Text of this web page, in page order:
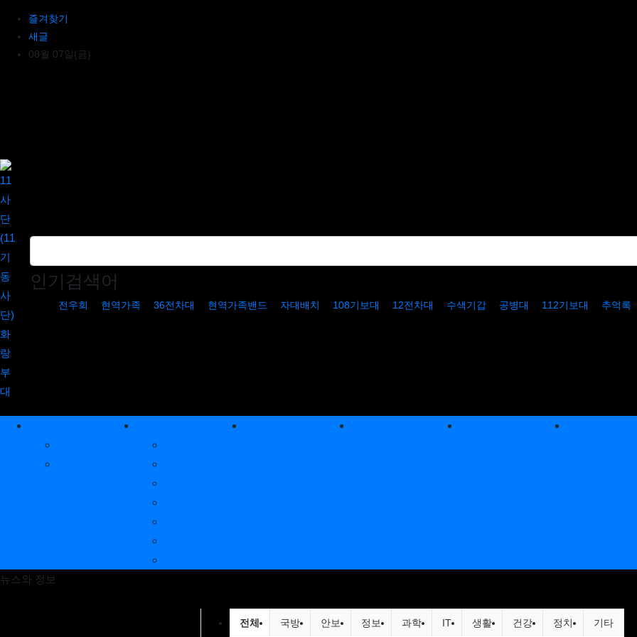
상단 네비
즐겨찾기
새글
08월 07일(금)
인기검색어
전우회 현역가족 36전차대 현역가족밴드 자대배치 108기보대 12전차대 수색기갑 공병대 112기보대 추억록
메인 메뉴
뉴스와 정보
뉴스와 정보 분류 목록
전체 국방 안보 정보 과학 IT 생활 건강 정치 기타